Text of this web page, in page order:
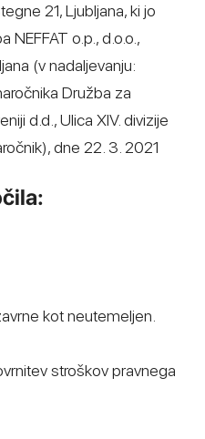
21, Ljubljana, ki jo
o.p., d.o.o.,
(v nadaljevanju:
Družba za
d.d., Ulica XIV. divizije
dne 22. 3. 2021
kot neutemeljen.
stroškov pravnega